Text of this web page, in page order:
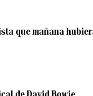
que mañana